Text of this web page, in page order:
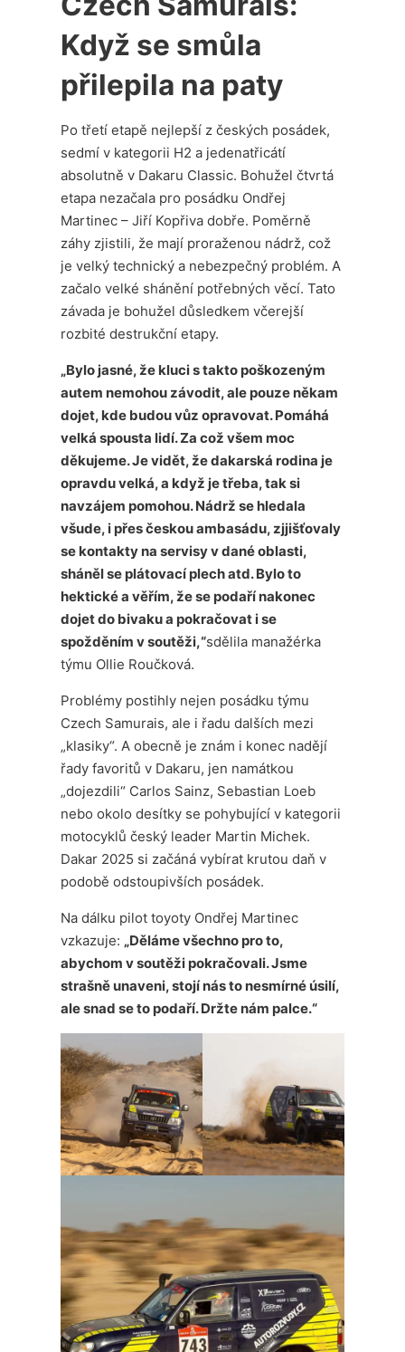
Když se smůla
přilepila na paty
Po třetí etapě nejlepší z českých posádek,
sedmí v kategorii H2 a jedenatřicátí
absolutně v Dakaru Classic. Bohužel čtvrtá
etapa nezačala pro posádku Ondřej
Martinec – Jiří Kopřiva dobře. Poměrně
záhy zjistili, že mají proraženou nádrž, což
je velký technický a nebezpečný problém. A
začalo velké shánění potřebných věcí. Tato
závada je bohužel důsledkem včerejší
rozbité destrukční etapy.
„Bylo jasné, že kluci s takto poškozeným
autem nemohou závodit, ale pouze někam
dojet, kde budou vůz opravovat. Pomáhá
velká spousta lidí. Za což všem moc
děkujeme. Je vidět, že dakarská rodina je
opravdu velká, a když je třeba, tak si
navzájem pomohou. Nádrž se hledala
všude, i přes českou ambasádu, zjjišťovaly
se kontakty na servisy v dané oblasti,
sháněl se plátovací plech atd. Bylo to
hektické a věřím, že se podaří nakonec
dojet do bivaku a pokračovat i se
spožděním v soutěži,“sdělila manažérka
týmu Ollie Roučková.
Problémy postihly nejen posádku týmu
Czech Samurais, ale i řadu dalších mezi
„klasiky“. A obecně je znám i konec nadějí
řady favoritů v Dakaru, jen namátkou
„dojezdili“ Carlos Sainz, Sebastian Loeb
nebo okolo desítky se pohybující v kategorii
motocyklů český leader Martin Michek.
Dakar 2025 si začáná vybírat krutou daň v
podobě odstoupivších posádek.
Na dálku pilot toyoty Ondřej Martinec
vzkazuje: „Děláme všechno pro to,
abychom v soutěži pokračovali. Jsme
strašně unaveni, stojí nás to nesmírné úsilí,
ale snad se to podaří. Držte nám palce.“